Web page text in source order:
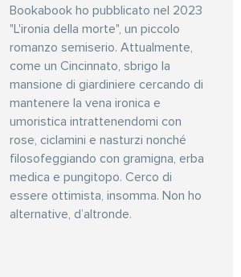
Bookabook ho pubblicato nel 2023
"L'ironia della morte", un piccolo
romanzo semiserio. Attualmente,
come un Cincinnato, sbrigo la
mansione di giardiniere cercando di
mantenere la vena ironica e
umoristica intrattenendomi con
rose, ciclamini e nasturzi nonché
filosofeggiando con gramigna, erba
medica e pungitopo. Cerco di
essere ottimista, insomma. Non ho
alternative, d’altronde.